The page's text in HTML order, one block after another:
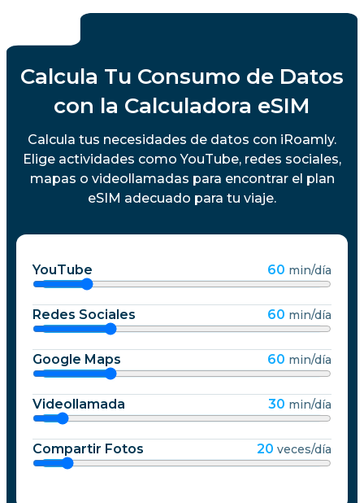
Calcula Tu Consumo de Datos
con la Calculadora eSIM
Calcula tus necesidades de datos con iRoamly.
Elige actividades como YouTube, redes sociales,
mapas o videollamadas para encontrar el plan
eSIM adecuado para tu viaje.
YouTube 60 min/día
Redes Sociales 60 min/día
Google Maps 60 min/día
Videollamada 30 min/día
Compartir Fotos 20 veces/día